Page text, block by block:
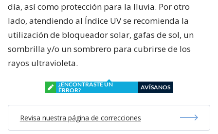
día, así como protección para la lluvia. Por otro
lado, atendiendo al Índice UV se recomienda la
utilización de bloqueador solar, gafas de sol, un
sombrilla y/o un sombrero para cubrirse de los
rayos ultravioleta.
¿ENCONTRASTE UN
ERROR?
AVÍSANOS
Revisa nuestra página de correcciones